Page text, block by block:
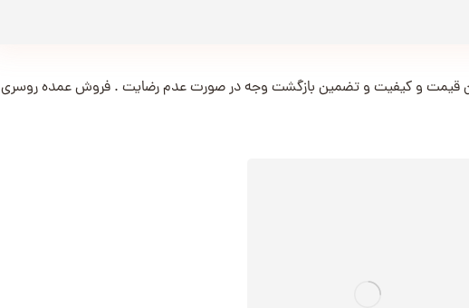
قیمت و کیفیت و تضمین بازگشت وجه در صورت عدم رضایت . فروش عمده روسری